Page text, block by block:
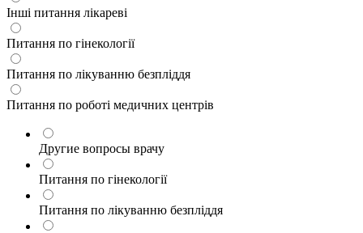
Інші питання лікареві
Питання по гінекології
Питання по лікуванню безпліддя
Питання по роботі медичних центрів
Другие вопросы врачу
Питання по гінекології
Питання по лікуванню безпліддя